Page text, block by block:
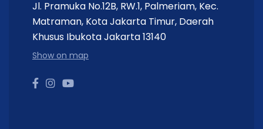
Jl. Pramuka No.12B, RW.1, Palmeriam, Kec.
Matraman, Kota Jakarta Timur, Daerah
Khusus Ibukota Jakarta 13140
Show on map